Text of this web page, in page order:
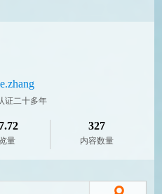
证二十多年
量
327
内容数量